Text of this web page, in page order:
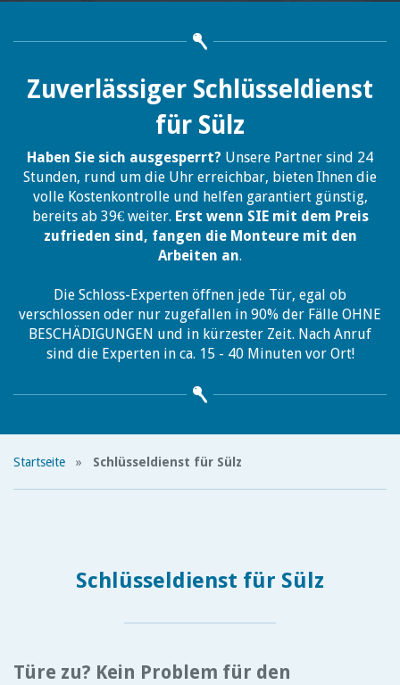
Zuverlässiger Schlüsseldienst
für Sülz
Haben Sie sich ausgesperrt? Unsere Partner sind 24
Stunden, rund um die Uhr erreichbar, bieten Ihnen die
volle Kostenkontrolle und helfen garantiert günstig,
bereits ab 39€ weiter. Erst wenn SIE mit dem Preis
zufrieden sind, fangen die Monteure mit den
Arbeiten an.
Die Schloss-Experten öffnen jede Tür, egal ob
verschlossen oder nur zugefallen in 90% der Fälle OHNE
BESCHÄDIGUNGEN und in kürzester Zeit. Nach Anruf
sind die Experten in ca. 15 - 40 Minuten vor Ort!
Startseite » Schlüsseldienst für Sülz
Schlüsseldienst für Sülz
Türe zu? Kein Problem für den